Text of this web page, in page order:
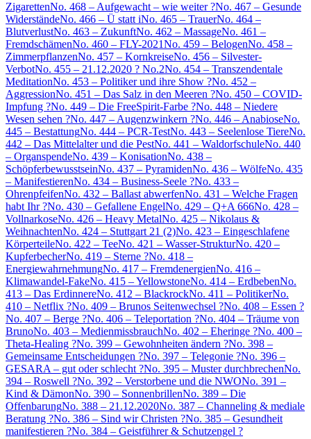
ZigarettenNo. 468 – Aufgewacht – wie weiter ?No. 467 – Gesunde
WiderständeNo. 466 – Ü statt iNo. 465 – TrauerNo. 464 –
BlutverlustNo. 463 – ZukunftNo. 462 – MassageNo. 461 –
FremdschämenNo. 460 – FLY-2021No. 459 – BelogenNo. 458 –
ZimmerpflanzenNo. 457 – KornkreiseNo. 456 – Silvester-
VerbotNo. 455 – 21.12.2020 ? No.2No. 454 – Transzendentale
MeditationNo. 453 – Politiker und ihre Show ?No. 452 –
AggressionNo. 451 – Das Salz in den Meeren ?No. 450 – COVID-
Impfung ?No. 449 – Die FreeSpirit-Farbe ?No. 448 – Niedere
Wesen sehen ?No. 447 – Augenzwinkern ?No. 446 – AnabioseNo.
445 – BestattungNo. 444 – PCR-TestNo. 443 – Seelenlose TiereNo.
442 – Das Mittelalter und die PestNo. 441 – WaldorfschuleNo. 440
– OrganspendeNo. 439 – KonisationNo. 438 –
SchöpferbewusstseinNo. 437 – PyramidenNo. 436 – WölfeNo. 435
– ManifestierenNo. 434 – Business-Seele ?No. 433 –
OhrenpfeifenNo. 432 – Ballast abwerfenNo. 431 – Welche Fragen
habt Ihr ?No. 430 – Gefallene EngelNo. 429 – Q+A 666No. 428 –
VollnarkoseNo. 426 – Heavy MetalNo. 425 – Nikolaus &
WeihnachtenNo. 424 – Stuttgart 21 (2)No. 423 – Eingeschlafene
KörperteileNo. 422 – TeeNo. 421 – Wasser-StrukturNo. 420 –
KupferbecherNo. 419 – Sterne ?No. 418 –
EnergiewahrnehmungNo. 417 – FremdenergienNo. 416 –
Klimawandel-FakeNo. 415 – YellowstoneNo. 414 – ErdbebenNo.
413 – Das ErdinnereNo. 412 – BlackrockNo. 411 – PolitikerNo.
410 – Netflix ?No. 409 – Brunos Seitenwechsel ?No. 408 – Essen ?
No. 407 – Berge ?No. 406 – Teleportation ?No. 404 – Träume von
BrunoNo. 403 – MedienmissbrauchNo. 402 – Eheringe ?No. 400 –
Theta-Healing ?No. 399 – Gewohnheiten ändern ?No. 398 –
Gemeinsame Entscheidungen ?No. 397 – Telegonie ?No. 396 –
GESARA – gut oder schlecht ?No. 395 – Muster durchbrechenNo.
394 – Roswell ?No. 392 – Verstorbene und die NWONo. 391 –
Kind & DämonNo. 390 – SonnenbrillenNo. 389 – Die
OffenbarungNo. 388 – 21.12.2020No. 387 – Channeling & mediale
Beratung ?No. 386 – Sind wir Christen ?No. 385 – Gesundheit
manifestieren ?No. 384 – Geistführer & Schutzengel ?